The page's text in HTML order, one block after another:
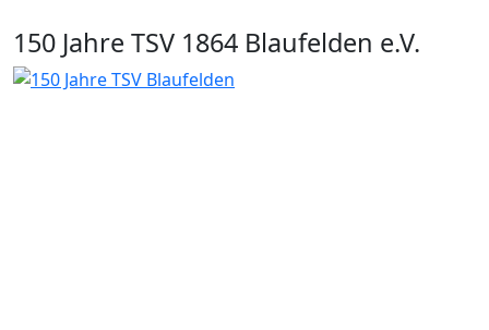
150 Jahre TSV 1864 Blaufelden e.V.